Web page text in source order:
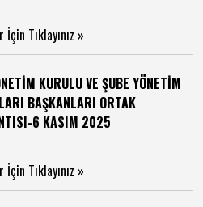
Tıklayınız »
KURULU VE ŞUBE YÖNETİM
BAŞKANLARI ORTAK
6 KASIM 2025
Tıklayınız »